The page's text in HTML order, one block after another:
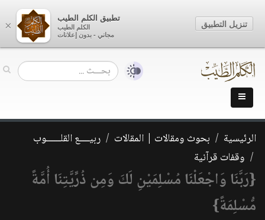
الرئيسية بحوث ومقالات | المقالات
ربيــــع القلــــــوب
وقفات قرآنية
{رَبَّنَا وَاجْعَلْنَا مُسْلِمَيْنِ لَكَ وَمِن ذُرِّيَّتِنَا أُمَّةً
مُّسْلِمَةً}
×
تطبيق الكلم الطيب
الكلم الطيب
مجاني - بدون إعلانات
تنزيل التطبيق